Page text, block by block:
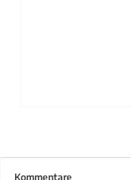
Kommentare